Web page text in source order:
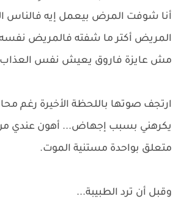
أنا شوفت المرض بيعمل إيه فالناس
المريض أكتر ما شفته فالمريض
مش عايزة فاروق يعيش نفس
ارتجف صوتها باللحظة الأخيرة رغم
يكرهني بسبب إجهاض... أهون عندي
متعلق بواحدة مستنية الموت.
وقبل أن ترد الطبيبة...